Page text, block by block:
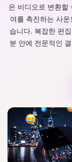
은 비디오로 변환할
여를 촉진하는 사
습니다. 복잡한 편
분 안에 전문적인